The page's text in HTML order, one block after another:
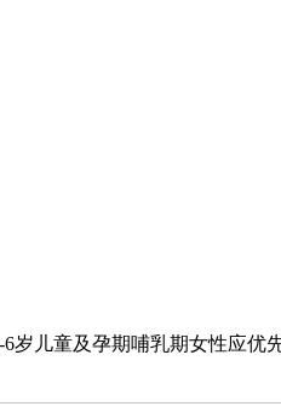
儿童及孕期哺乳期女性应优